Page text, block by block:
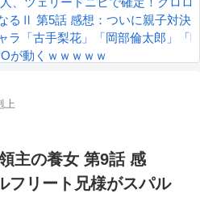
るⅡ 第5話 感想：ついに親子対決
ラ「古手梨花」「岡部倫太郎」
が動くｗｗｗｗｗ
ところってｗｗｗｗｗ
- 京都動乱 第33話の感想
まれるなら何処がいいか問題！
上
主の養女 第9話 感
フリート兄様がスパル